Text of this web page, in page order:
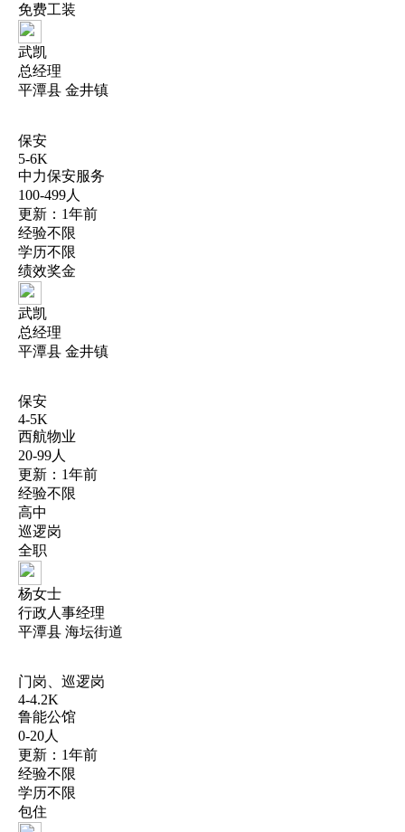
免费工装
武凯
总经理
平潭县 金井镇
保安
5-6K
中力保安服务
100-499人
更新：1年前
经验不限
学历不限
绩效奖金
武凯
总经理
平潭县 金井镇
保安
4-5K
西航物业
20-99人
更新：1年前
经验不限
高中
巡逻岗
全职
杨女士
行政人事经理
平潭县 海坛街道
门岗、巡逻岗
4-4.2K
鲁能公馆
0-20人
更新：1年前
经验不限
学历不限
包住